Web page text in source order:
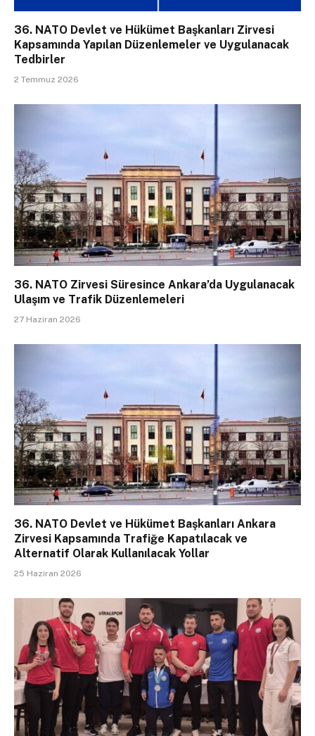
36. NATO Devlet ve Hükümet Başkanları Zirvesi
Kapsamında Yapılan Düzenlemeler ve Uygulanacak
Tedbirler
2 Temmuz 2026
36. NATO Zirvesi Süresince Ankara’da Uygulanacak
Ulaşım ve Trafik Düzenlemeleri
27 Haziran 2026
36. NATO Devlet ve Hükümet Başkanları Ankara
Zirvesi Kapsamında Trafiğe Kapatılacak ve
Alternatif Olarak Kullanılacak Yollar
25 Haziran 2026